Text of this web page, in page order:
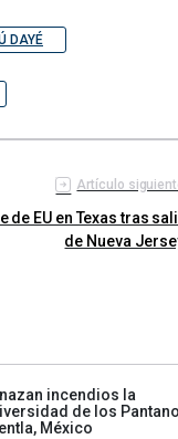
DAYÉ
Artículo
de EU en Texas tras
de Nueva
incendios la
de los
México